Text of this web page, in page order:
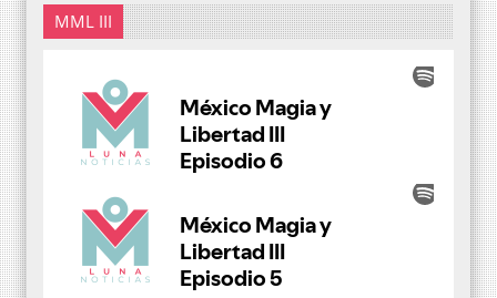
MML III